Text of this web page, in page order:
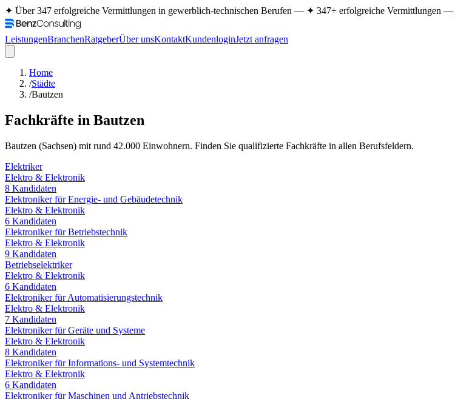
✦ Über 347 erfolgreiche Vermittlungen in gewerblich-technischen Berufen — ✦ 347+ erfolgreiche Vermittlungen —
LeistungenBranchenRatgeberÜber unsKontaktKundenloginJetzt anfragen
Home
/Städte
/Bautzen
Fachkräfte in Bautzen
Bautzen (Sachsen) mit rund 42.000 Einwohnern. Finden Sie qualifizierte Fachkräfte in allen Berufsfeldern.
Elektriker
Elektro & Elektronik
8 Kandidaten
Elektroniker für Energie- und Gebäudetechnik
Elektro & Elektronik
6 Kandidaten
Elektroniker für Betriebstechnik
Elektro & Elektronik
9 Kandidaten
Betriebselektriker
Elektro & Elektronik
6 Kandidaten
Elektroniker für Automatisierungstechnik
Elektro & Elektronik
7 Kandidaten
Elektroniker für Geräte und Systeme
Elektro & Elektronik
8 Kandidaten
Elektroniker für Informations- und Systemtechnik
Elektro & Elektronik
6 Kandidaten
Elektroniker für Maschinen und Antriebstechnik